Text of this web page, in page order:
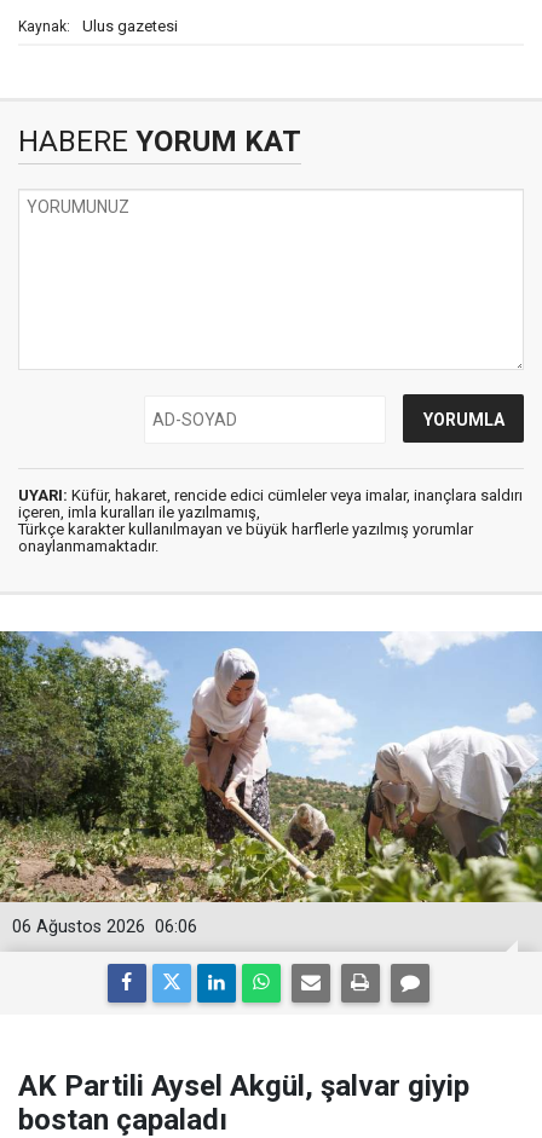
Kaynak: Ulus gazetesi
HABERE YORUM KAT
UYARI: Küfür, hakaret, rencide edici cümleler veya imalar, inançlara saldırı
içeren, imla kuralları ile yazılmamış,
Türkçe karakter kullanılmayan ve büyük harflerle yazılmış yorumlar
onaylanmamaktadır.
06:06
06 Ağustos 2026
AK Partili Aysel Akgül, şalvar giyip
bostan çapaladı